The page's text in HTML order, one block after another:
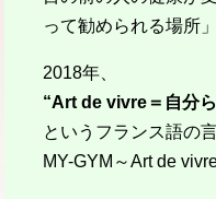
って勧められる場所
2018年、
“Art de vivre＝自分
というフランス語の
MY-GYM～Art de